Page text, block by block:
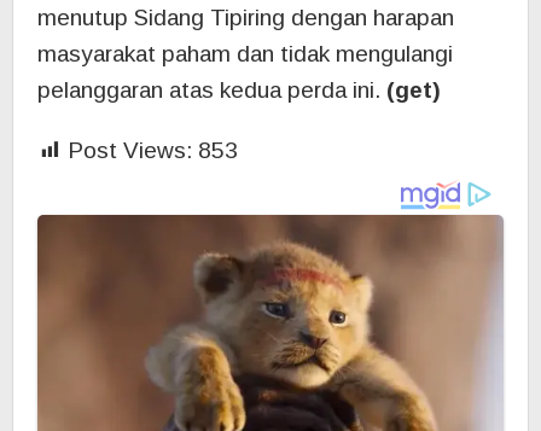
menutup Sidang Tipiring dengan harapan
masyarakat paham dan tidak mengulangi
pelanggaran atas kedua perda ini. (get)
Post Views: 853